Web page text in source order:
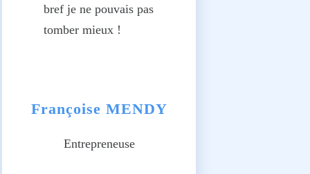
bref je ne pouvais pas
tomber mieux !
Françoise MENDY
Entrepreneuse